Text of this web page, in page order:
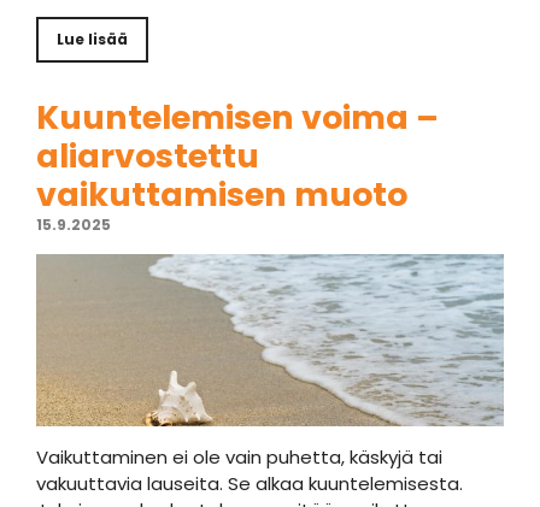
Lue lisää
Kuuntelemisen voima –
aliarvostettu
vaikuttamisen muoto
15.9.2025
Vaikuttaminen ei ole vain puhetta, käskyjä tai
vakuuttavia lauseita. Se alkaa kuuntelemisesta.